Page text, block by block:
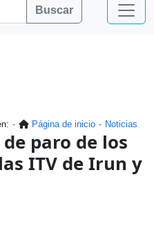
Buscar
Página de inicio Noticias
paro de los
ITV de Irun y